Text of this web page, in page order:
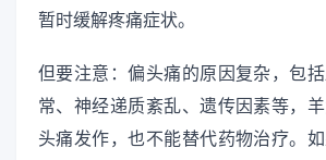
暂时缓解疼痛症状。
但要注意：偏头痛的原因复杂，包
常、神经递质紊乱、遗传因素等，
头痛发作，也不能替代药物治疗。